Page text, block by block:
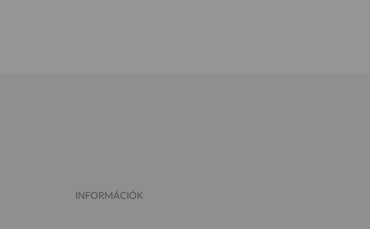
INFORMÁCIÓK